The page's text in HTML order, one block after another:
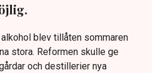
blev tillåten sommaren
stora. Reformen skulle ge
och destillerier nya